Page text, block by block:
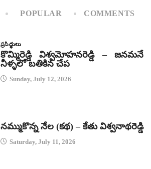
POPULAR COMMENTS
ప్రసిద్ధులు
కొమ్మిరెడ్డి విశ్వమోహనరెడ్డి – జనమనే
నీళ్ళలో బతికిన చేప
Sunday, July 12, 2026
నమ్ముకొన్న నేల (కథ) – కేతు విశ్వనాథరెడ్డి
Saturday, July 11, 2026